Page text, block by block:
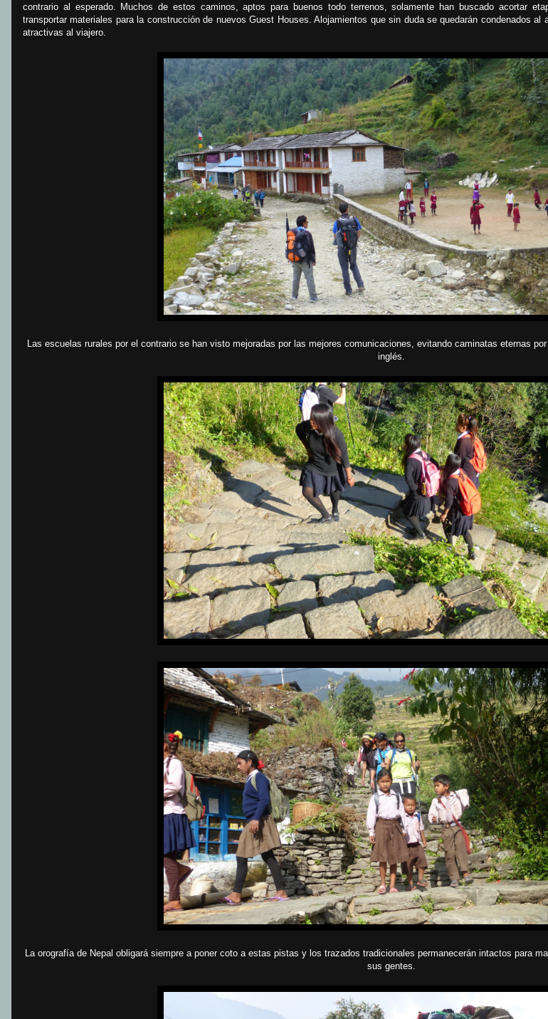
contrario al esperado. Muchos de estos caminos, aptos para buenos todo terrenos, solamente han buscado acortar
transportar materiales para la construcción de nuevos Guest Houses. Alojamientos que sin duda se quedarán condenados
atractivas al viajero.
Las escuelas rurales por el contrario se han visto mejoradas por las mejores comunicaciones, evitando caminatas eternas
inglés.
La orografía de Nepal obligará siempre a poner coto a estas pistas y los trazados tradicionales permanecerán intactos para
sus gentes.